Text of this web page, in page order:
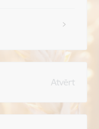
Atvērt